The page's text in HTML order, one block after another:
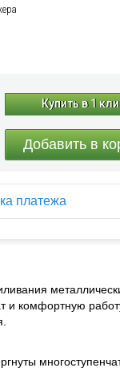
Купить в 1
Добавить в
платежа
и комфортную